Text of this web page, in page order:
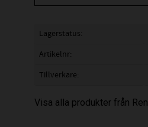
Lagerstatus
Artikelnr
Tillverkare
Visa alla produkter från